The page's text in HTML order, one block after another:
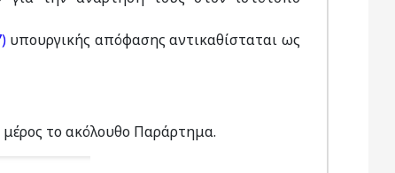
υπουργικής απόφασης αντικαθίσταται ως
το ακόλουθο Παράρτημα.